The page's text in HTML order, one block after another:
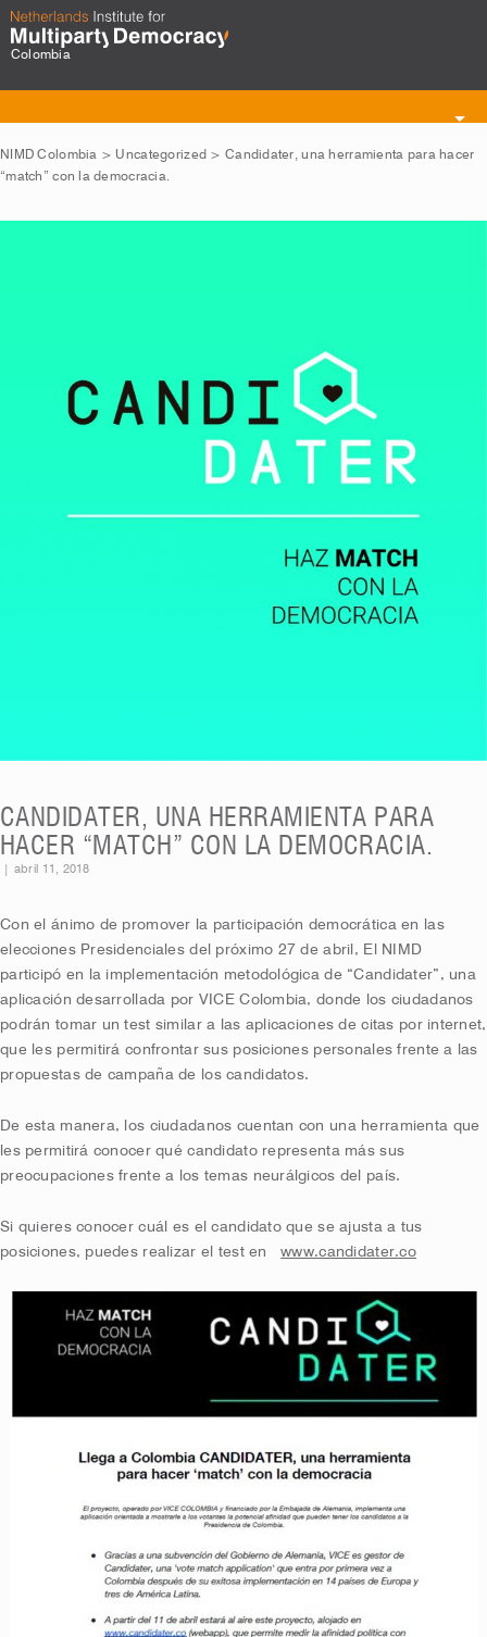
Colombia
Toggle
navigation
NIMD Colombia > Uncategorized > Candidater, una herramienta para hacer
“match” con la democracia.
CANDIDATER, UNA HERRAMIENTA PARA
HACER “MATCH” CON LA DEMOCRACIA.
abril 11, 2018
Con el ánimo de promover la participación democrática en las
elecciones Presidenciales del próximo 27 de abril, El NIMD
participó en la implementación metodológica de “Candidater”, una
aplicación desarrollada por VICE Colombia, donde los ciudadanos
podrán tomar un test similar a las aplicaciones de citas por internet,
que les permitirá confrontar sus posiciones personales frente a las
propuestas de campaña de los candidatos.
De esta manera, los ciudadanos cuentan con una herramienta que
les permitirá conocer qué candidato representa más sus
preocupaciones frente a los temas neurálgicos del país.
Si quieres conocer cuál es el candidato que se ajusta a tus
posiciones, puedes realizar el test enwww.candidater.co